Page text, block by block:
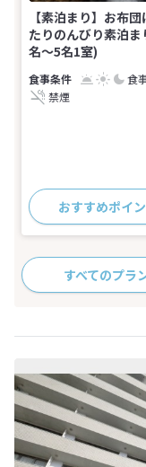
【素泊まり】お布
たりのんびり素泊
名～5名1室)
食
禁煙
おすすめポイ
すべてのプラ